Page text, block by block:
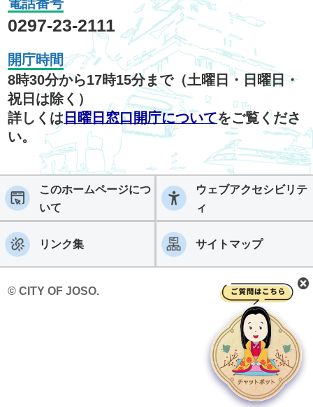
0297-23-2111
開庁時間
8時30分から17時15分まで（土曜日・日曜日・
祝日は除く）
詳しくは 日曜日窓口開庁についてをご覧くださ
い。
このホームページにつ
いて
ウェブアクセシビリテ
ィ
リンク集 サイトマップ
© CITY OF JOSO.